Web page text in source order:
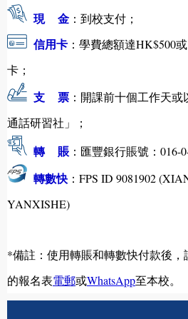
現 金 ：到校支付；
信用卡 ：學費總額達HK$500
卡；
支 票 ：開課前十個工作天
通話研習社」；
轉 賬 ：匯豐銀行賬號：016-
轉數快 ：FPS ID 9081902
YANXISHE)
*備註：使用轉賬和轉數快付款後
的報名表電郵或WhatsApp至本校。